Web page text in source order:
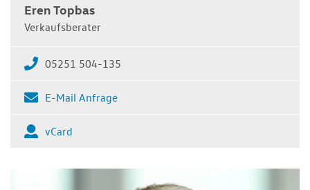
Eren Topbas
Verkaufsberater
05251 504-135
E-Mail Anfrage
vCard